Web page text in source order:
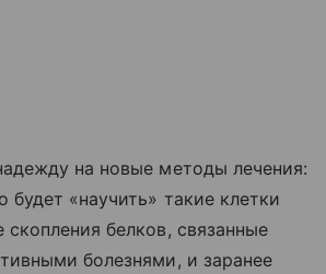
на новые методы лечения:
«научить» такие клетки
белков, связанные
болезнями, и заранее